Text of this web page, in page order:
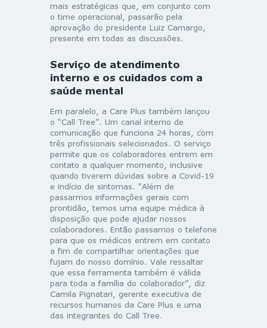
mais estratégicas que, em conjunto com
o time operacional, passarão pela
aprovação do presidente Luiz Camargo,
presente em todas as discussões.
Serviço de atendimento
interno e os cuidados com a
saúde mental
Em paralelo, a Care Plus também lançou
o “Call Tree”. Um canal interno de
comunicação que funciona 24 horas, com
três profissionais selecionados. O serviço
permite que os colaboradores entrem em
contato a qualquer momento, inclusive
quando tiverem dúvidas sobre a Covid-19
e indício de sintomas. “Além de
passarmos informações gerais com
prontidão, temos uma equipe médica à
disposição que pode ajudar nossos
colaboradores. Então passamos o telefone
para que os médicos entrem em contato
a fim de compartilhar orientações que
fujam do nosso domínio. Vale ressaltar
que essa ferramenta também é válida
para toda a família do colaborador”, diz
Camila Pignatari, gerente executiva de
recursos humanos da Care Plus e uma
das integrantes do Call Tree.